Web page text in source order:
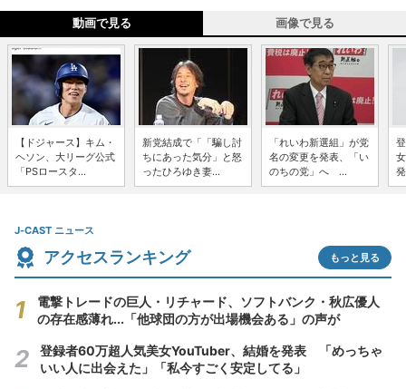
動画で見る 画像で見る
【ドジャース】キム・
ヘソン、大リーグ公式
「PSロースタ...
新党結成で「「騙し討
ちにあった気分」と怒
ったひろゆき妻...
「れいわ新選組」が党
名の変更を発表、「い
のちの党」へ ...
J-CAST ニュース
アクセスランキング もっと見る
電撃トレードの巨人・リチャード、ソフトバンク・秋広優人
の存在感薄れ...「他球団の方が出場機会ある」の声が
登録者60万超人気美女YouTuber、結婚を発表 「めっちゃ
いい人に出会えた」「私今すごく安定してる」